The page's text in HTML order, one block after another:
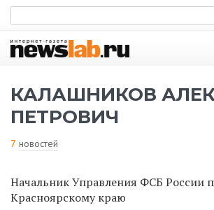
КАЛАШНИКОВ
ПЕТРОВИЧ
7 новостей
Начальник Управления ФСБ России
Красноярскому краю